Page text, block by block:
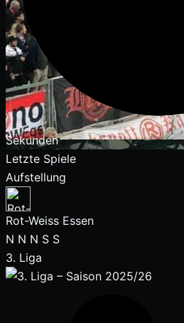
Sekunden
Letzte Spiele
Aufstellung
Rot-Weiss Essen
N N N S S
3. Liga